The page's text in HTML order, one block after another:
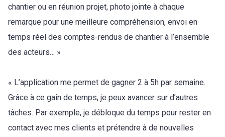
chantier ou en réunion projet, photo jointe à chaque
remarque pour une meilleure compréhension, envoi en
temps réel des comptes-rendus de chantier à l’ensemble
des acteurs… »
« L’application me permet de gagner 2 à 5h par semaine.
Grâce à ce gain de temps, je peux avancer sur d’autres
tâches. Par exemple, je débloque du temps pour rester en
contact avec mes clients et prétendre à de nouvelles